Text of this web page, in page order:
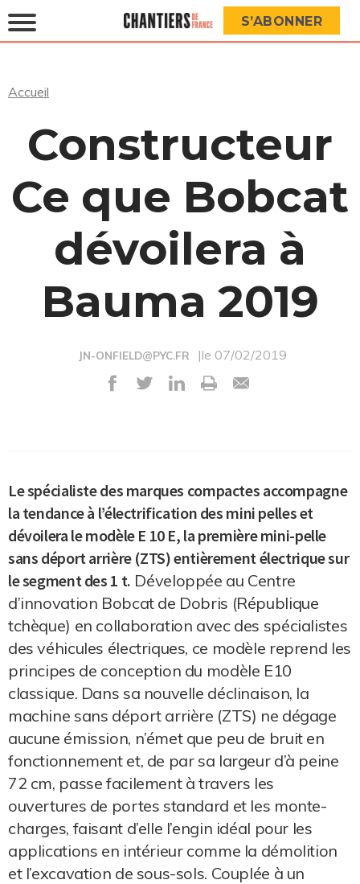
S’ABONNER
Accueil
Constructeur
Ce que Bobcat
dévoilera à
Bauma 2019
JN-ONFIELD@PYC.FR |le 07/02/2019
Le spécialiste des marques compactes accompagne
la tendance à l’électrification des mini pelles et
dévoilera le modèle E 10 E, la première mini-pelle
sans déport arrière (ZTS) entièrement électrique sur
le segment des 1 t. Développée au Centre
d’innovation Bobcat de Dobris (République
tchèque) en collaboration avec des spécialistes
des véhicules électriques, ce modèle reprend les
principes de conception du modèle E10
classique. Dans sa nouvelle déclinaison, la
machine sans déport arrière (ZTS) ne dégage
aucune émission, n’émet que peu de bruit en
fonctionnement et, de par sa largeur d’à peine
72 cm, passe facilement à travers les
ouvertures de portes standard et les monte-
charges, faisant d’elle l’engin idéal pour les
applications en intérieur comme la démolition
et l’excavation de sous-sols. Couplée à un